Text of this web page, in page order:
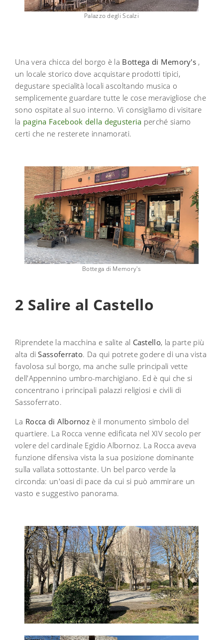
Palazzo degli Scalzi
Una vera chicca del borgo è la Bottega di Memory's ,
un locale storico dove acquistare prodotti tipici,
degustare specialità locali ascoltando musica o
semplicemente guardare tutte le cose meravigliose che
sono ospitate al suo interno. Vi consigliamo di visitare
la pagina Facebook della degusteria perché siamo
certi che ne resterete innamorati.
Bottega di Memory's
2 Salire al Castello
Riprendete la macchina e salite al Castello, la parte più
alta diSassoferrato. Da qui potrete godere di una vista
favolosa sul borgo, ma anche sulle principali vette
dell'Appennino umbro-marchigiano. Ed è qui che si
concentrano i principali palazzi religiosi e civili di
Sassoferrato.
La Rocca di Albornoz è il monumento simbolo del
quartiere. La Rocca venne edificata nel XIV secolo per
volere del cardinale Egidio Albornoz. La Rocca aveva
funzione difensiva vista la sua posizione dominante
sulla vallata sottostante. Un bel parco verde la
circonda: un'oasi di pace da cui si può ammirare un
vasto e suggestivo panorama.